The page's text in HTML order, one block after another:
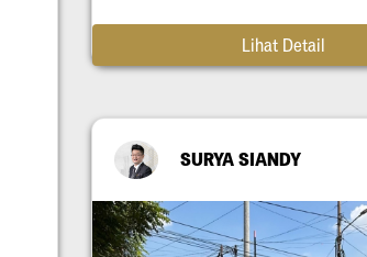
Lihat Detail
SURYA SIANDY